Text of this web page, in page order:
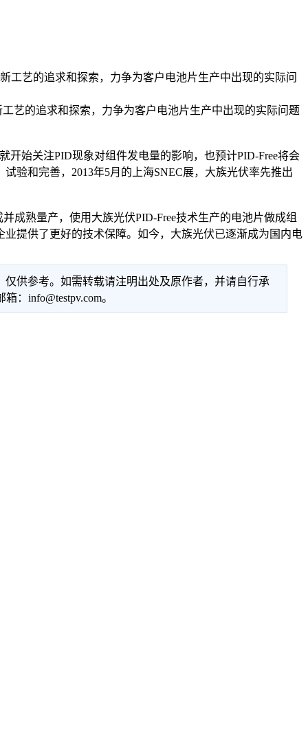
工艺的追求和探索，力争为客户电池片生产中出现的实际问
的追求和探索，力争为客户电池片生产中出现的实际问题
始关注PID现象对组件发电量的影响，也预计PID-Free将会
验和完善，2013年5月的上海SNEC展，大族光伏率先推出
熟量产，使用大族光伏PID-Free技术生产的电池片做成组
提供了更好的技术保障。如今，大族光伏已逐渐成为国内电
供参考。如需转载请注明出处及原作者，并请自行承
：info@testpv.com。